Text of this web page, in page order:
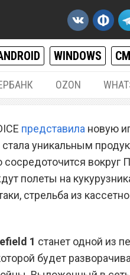
WINDOWS
OZON
игру
представила новую
уникальным
вокруг
полеты на
стрельба из
1 станет одной из
будет